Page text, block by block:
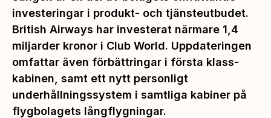
investeringar i produkt- och tjänsteutbudet.
British Airways har investerat närmare 1,4
miljarder kronor i Club World. Uppdateringen
omfattar även förbättringar i första klass-
kabinen, samt ett nytt personligt
underhållningssystem i samtliga kabiner på
flygbolagets långflygningar.